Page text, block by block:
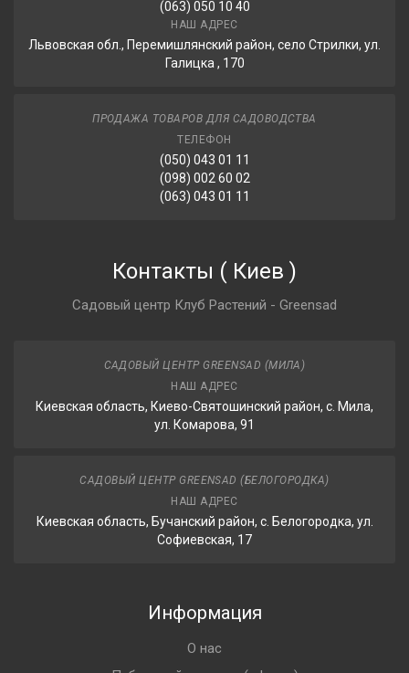
(063) 050 10 40
НАШ АДРЕС
Львовская обл., Перемишлянский район, село Стрилки, ул.
Галицка , 170
ПРОДАЖА ТОВАРОВ ДЛЯ САДОВОДСТВА
ТЕЛЕФОН
(050) 043 01 11
(098) 002 60 02
(063) 043 01 11
Контакты ( Киев )
Садовый центр Клуб Растений - Greensad
САДОВЫЙ ЦЕНТР GREENSAD (МИЛА)
НАШ АДРЕС
Киевская область, Киево-Святошинский район, с. Мила,
ул. Комарова, 91
САДОВЫЙ ЦЕНТР GREENSAD (БЕЛОГОРОДКА)
НАШ АДРЕС
Киевская область, Бучанский район, с. Белогородка, ул.
Софиевская, 17
Информация
О нас